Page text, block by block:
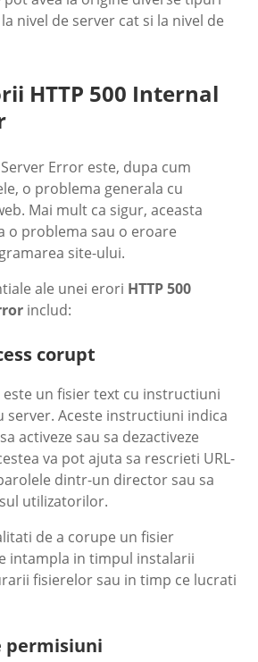
nivel de server cat si la nivel de
HTTP 500 Internal
Error este, dupa cum
o problema generala cu
Mai mult ca sigur, aceasta
o problema sau o eroare
site-ului.
ale unei erori HTTP 500
includ:
corupt
este un fisier text cu instructiuni
Aceste instructiuni indica
activeze sau sa dezactiveze
va pot ajuta sa rescrieti URL-
dintr-un director sau sa
utilizatorilor.
de a corupe un fisier
intampla in timpul instalarii
fisierelor sau in timp ce lucrati
permisiuni